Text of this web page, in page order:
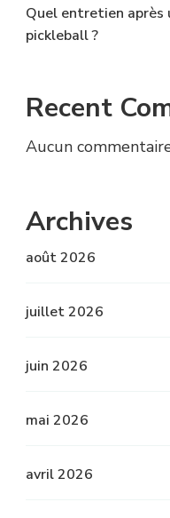
Quel entretien
pickleball ?
Recent
Aucun
Archives
août 2026
juillet 2026
juin 2026
mai 2026
avril 2026